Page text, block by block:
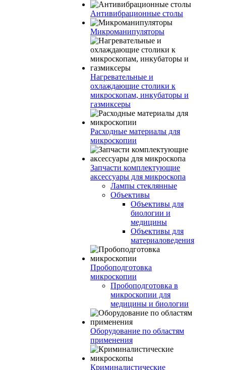
Антивибрационные столы
Микроманипуляторы
Нагревательные и
охлаждающие столики к
микроскопам, инкубаторы и
газмиксеры
Расходные материалы для
микроскопии
Запчасти комплектующие
аксессуары для микроскопа
Лампы стеклянные
Объективы
Объективы для
биологии и
медицины
Объективы для
материаловедения
Пробоподготовка
микроскопии
Пробоподготовка в
микроскопии для
медицины и биологии
Оборудование по областям
применения
Криминалистические